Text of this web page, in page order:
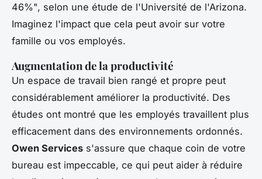
46%", selon une étude de l'Université de l'Arizona.
Imaginez l'impact que cela peut avoir sur votre
famille ou vos employés.
Augmentation de la productivité
Un espace de travail bien rangé et propre peut
considérablement améliorer la productivité. Des
études ont montré que les employés travaillent plus
efficacement dans des environnements ordonnés.
Owen Services s'assure que chaque coin de votre
bureau est impeccable, ce qui peut aider à réduire